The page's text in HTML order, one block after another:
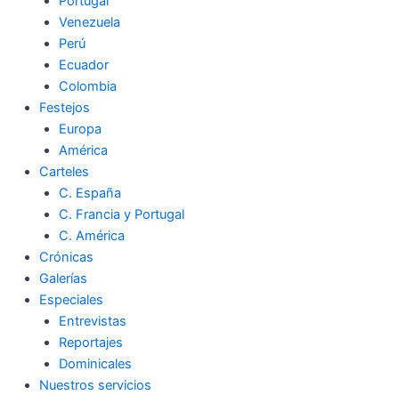
Venezuela
Perú
Ecuador
Colombia
Festejos
Europa
América
Carteles
C. España
C. Francia y Portugal
C. América
Crónicas
Galerías
Especiales
Entrevistas
Reportajes
Dominicales
Nuestros servicios